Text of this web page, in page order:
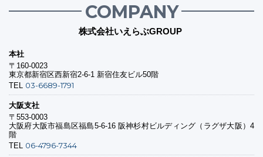
COMPANY
株式会社いえらぶGROUP
本社
〒160-0023
東京都新宿区西新宿2-6-1 新宿住友ビル50階
TEL 03-6689-1791
大阪支社
〒553-0003
大阪府大阪市福島区福島5-6-16 阪神杉村ビルディング（ラグザ大阪）4
階
TEL 06-4796-7344